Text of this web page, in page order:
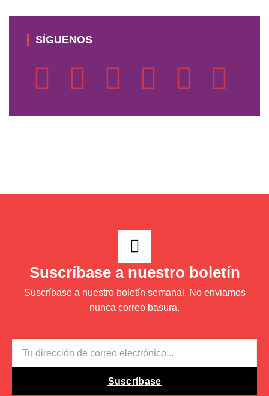
SÍGUENOS
F
a
b
k
T
w
t
r
Y
o
u
b
e
I
n
a
g
r
a
m
L
i
e
n
i
n
M
e
u
Suscríbase a nuestro boletín
Suscríbase a nuestro boletín semanal. No enviamos
nunca correo basura.
Suscríbase